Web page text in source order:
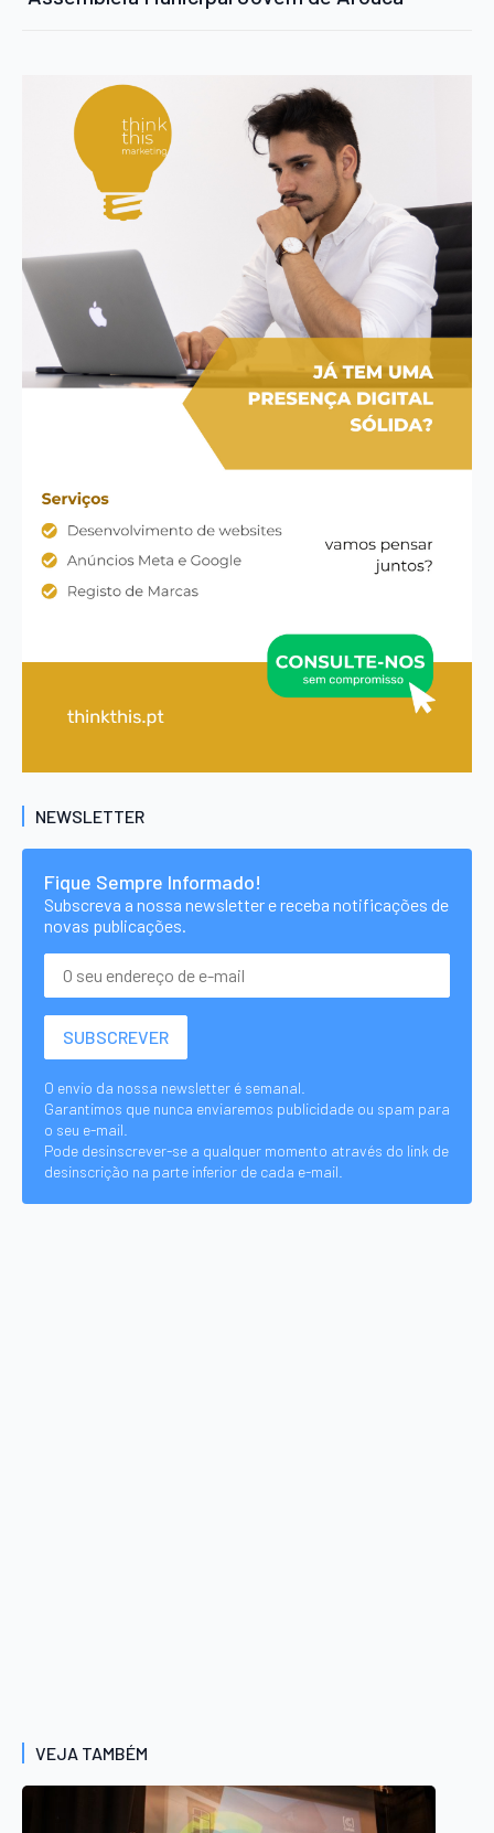
NEWSLETTER
Fique Sempre Informado!
Subscreva a nossa newsletter e receba notificações de
novas publicações.
O envio da nossa newsletter é semanal.
Garantimos que nunca enviaremos publicidade ou spam para
o seu e-mail.
Pode desinscrever-se a qualquer momento através do link de
desinscrição na parte inferior de cada e-mail.
VEJA TAMBÉM